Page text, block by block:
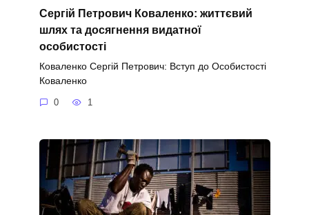
Сергій Петрович Коваленко: життєвий
шлях та досягнення видатної
особистості
Коваленко Сергій Петрович: Вступ до Особистості
Коваленко
0 1